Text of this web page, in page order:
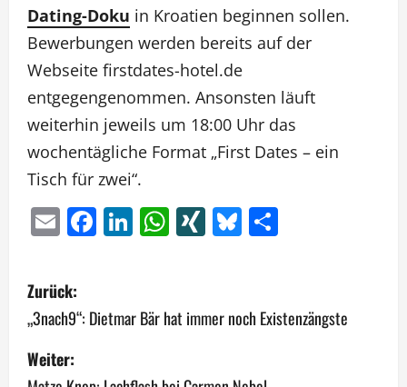
Dating-Doku in Kroatien beginnen sollen.
Bewerbungen werden bereits auf der
Webseite firstdates-hotel.de
entgegengenommen. Ansonsten läuft
weiterhin jeweils um 18:00 Uhr das
wochentägliche Format „First Dates – ein
Tisch für zwei“.
EmailFacebook
LinkedIn
WhatsApp
XINGBluesky
B
e
i
Zurück:
„3nach9“: Dietmar Bär hat immer noch Existenzängste
Weiter: